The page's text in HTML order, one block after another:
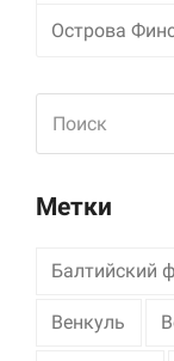
Острова
Метки
Балтийский
Венкуль